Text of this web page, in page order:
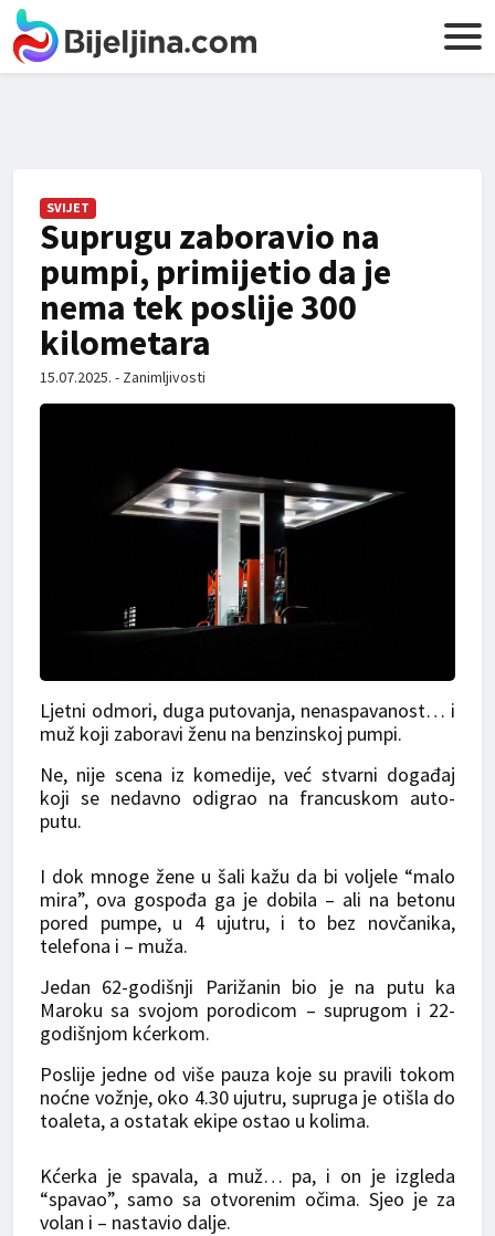
SVIJET
Suprugu zaboravio na
pumpi, primijetio da je
nema tek poslije 300
kilometara
15.07.2025. - Zanimljivosti
Ljetni odmori, duga putovanja, nenaspavanost… i
muž koji zaboravi ženu na benzinskoj pumpi.
Ne, nije scena iz komedije, već stvarni događaj
koji se nedavno odigrao na francuskom auto-
putu.
I dok mnoge žene u šali kažu da bi voljele “malo
mira”, ova gospođa ga je dobila – ali na betonu
pored pumpe, u 4 ujutru, i to bez novčanika,
telefona i – muža.
Jedan 62-godišnji Parižanin bio je na putu ka
Maroku sa svojom porodicom – suprugom i 22-
godišnjom kćerkom.
Poslije jedne od više pauza koje su pravili tokom
noćne vožnje, oko 4.30 ujutru, supruga je otišla do
toaleta, a ostatak ekipe ostao u kolima.
Kćerka je spavala, a muž… pa, i on je izgleda
“spavao”, samo sa otvorenim očima. Sjeo je za
volan i – nastavio dalje.